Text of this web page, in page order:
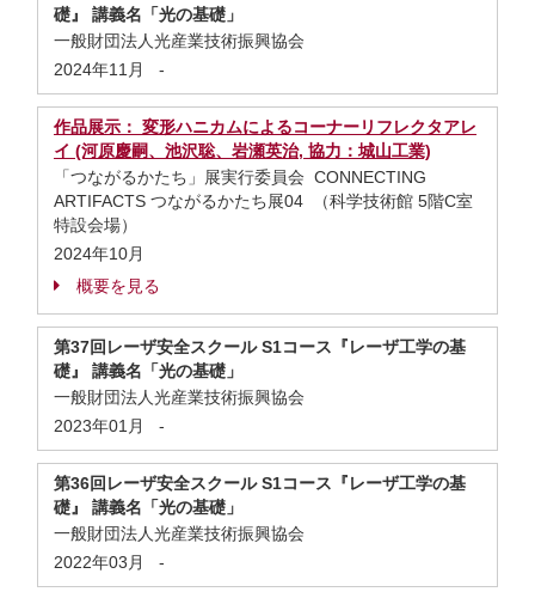
礎』 講義名「光の基礎」
一般財団法人光産業技術振興協会
2024年11月
-
作品展示： 変形ハニカムによるコーナーリフレクタアレ
イ (河原慶嗣、池沢聡、岩瀬英治, 協力：城山工業)
「つながるかたち」展実行委員会 CONNECTING
ARTIFACTS つながるかたち展04 （科学技術館 5階C室
特設会場）
2024年10月
概要を見る
第37回レーザ安全スクール S1コース『レーザ工学の基
礎』 講義名「光の基礎」
一般財団法人光産業技術振興協会
2023年01月
-
第36回レーザ安全スクール S1コース『レーザ工学の基
礎』 講義名「光の基礎」
一般財団法人光産業技術振興協会
2022年03月
-